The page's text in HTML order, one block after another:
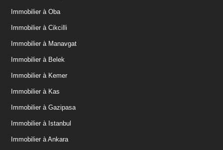
Immobilier à Oba
Immobilier à Cikcilli
Immobilier à Manavgat
Immobilier à Belek
Immobilier à Kemer
Immobilier à Kas
Immobilier à Gazipasa
Immobilier à Istanbul
Immobilier à Ankara